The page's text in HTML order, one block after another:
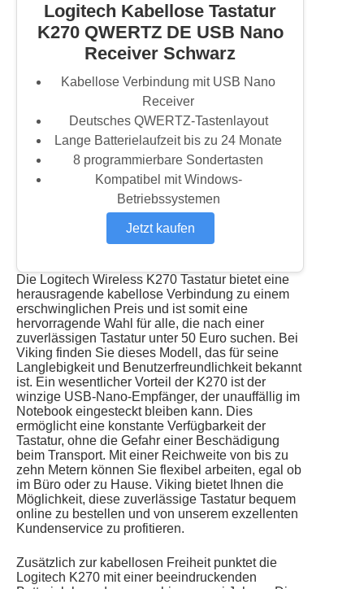
Logitech Kabellose Tastatur
K270 QWERTZ DE USB Nano
Receiver Schwarz
Kabellose Verbindung mit USB Nano
Receiver
Deutsches QWERTZ-Tastenlayout
Lange Batterielaufzeit bis zu 24 Monate
8 programmierbare Sondertasten
Kompatibel mit Windows-
Betriebssystemen
Jetzt kaufen
Die Logitech Wireless K270 Tastatur bietet eine
herausragende kabellose Verbindung zu einem
erschwinglichen Preis und ist somit eine
hervorragende Wahl für alle, die nach einer
zuverlässigen Tastatur unter 50 Euro suchen. Bei
Viking finden Sie dieses Modell, das für seine
Langlebigkeit und Benutzerfreundlichkeit bekannt
ist. Ein wesentlicher Vorteil der K270 ist der
winzige USB-Nano-Empfänger, der unauffällig im
Notebook eingesteckt bleiben kann. Dies
ermöglicht eine konstante Verfügbarkeit der
Tastatur, ohne die Gefahr einer Beschädigung
beim Transport. Mit einer Reichweite von bis zu
zehn Metern können Sie flexibel arbeiten, egal ob
im Büro oder zu Hause. Viking bietet Ihnen die
Möglichkeit, diese zuverlässige Tastatur bequem
online zu bestellen und von unserem exzellenten
Kundenservice zu profitieren.
Zusätzlich zur kabellosen Freiheit punktet die
Logitech K270 mit einer beeindruckenden